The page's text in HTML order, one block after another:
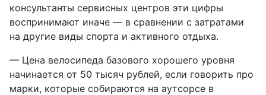
консультанты сервисных центров эти цифры
воспринимают иначе — в сравнении с затратами
на другие виды спорта и активного отдыха.
— Цена велосипеда базового хорошего уровня
начинается от 50 тысяч рублей, если говорить про
марки, которые собираются на аутсорсе в